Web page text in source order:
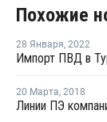
Похожие
28 Января, 2022
Импорт ПВД в
20 Марта, 2018